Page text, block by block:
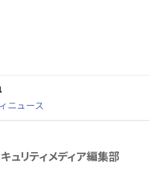
ニュース
ュリティメディア編集部